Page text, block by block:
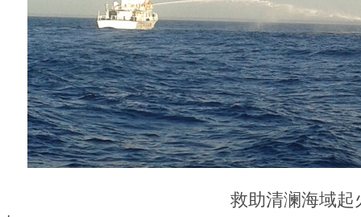
救助清澜海域起